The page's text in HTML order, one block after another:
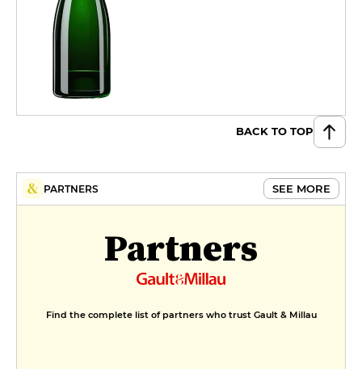
BACK TO TOP
PARTNERS SEE MORE
Partners
Find the complete list of partners who trust Gault & Millau